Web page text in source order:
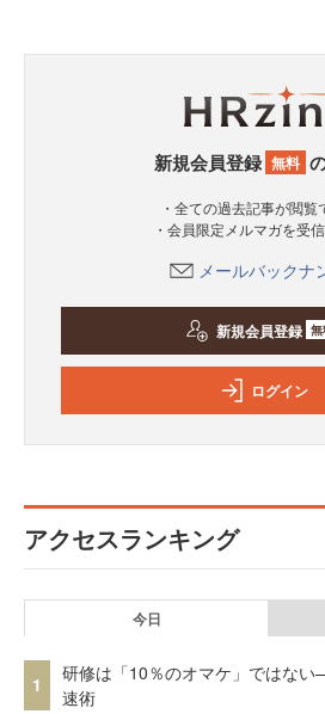
新規会員登録 無料
・全ての過去記事が閲覧
・会員限定メルマガを受
メールバックナ
新規会員登録
ログイン
アクセスランキング
今日
1
研修は「10％のオマケ」ではな
速術